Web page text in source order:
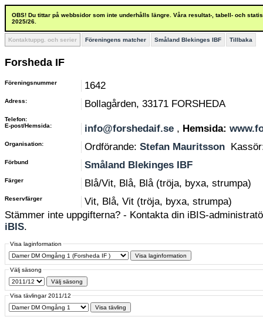
OBS! Du tittar på webbsidor som inte underhålls längre. Våra resultat-, tabell- och
2025/26.
Kontaktuppg. och serier Föreningens matcher Småland Blekinges IBF Tillbaka
Forsheda IF
Föreningsnummer 1642
Adress: Bollagården, 33171 FORSHEDA
Telefon:
E-post/Hemsida:
info@forshedaif.se , Hemsida:
Organisation: Ordförande: Stefan Mauritsson
Förbund Småland Blekinges IBF
Färger Blå/Vit, Blå, Blå (tröja, byxa, strumpa)
Reservfärger
Vit, Blå, Vit (tröja, byxa, strumpa)
Stämmer inte uppgifterna? - Kontakta din iBIS-
iBIS.
Visa laginformation
Välj säsong
Visa tävlingar 2011/12